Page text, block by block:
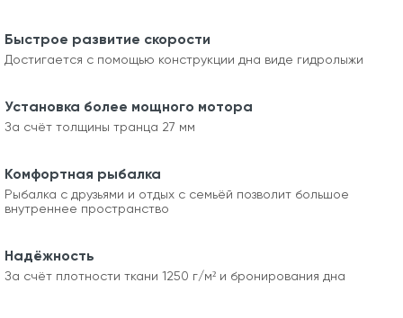
Быстрое развитие скорости
Достигается с помощью конструкции дна виде гидролыжи
Установка более мощного мотора
За счёт толщины транца 27 мм
Комфортная рыбалка
Рыбалка с друзьями и отдых с семьёй позволит большое
внутреннее пространство
Надёжность
За счёт плотности ткани 1250 г/м² и бронирования дна